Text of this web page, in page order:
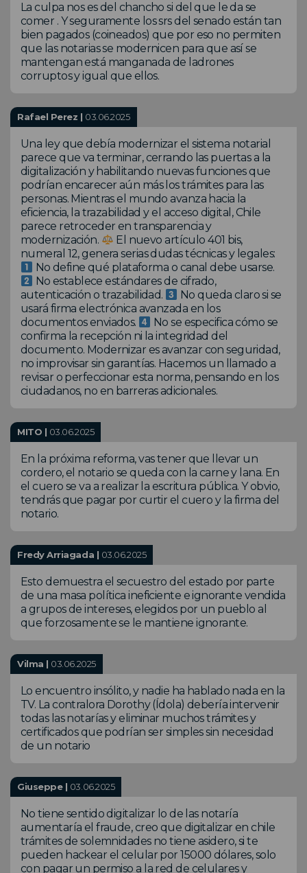
La culpa nos es del chancho si del que le da se
comer . Y seguramente los srs del senado están tan
bien pagados (coineados) que por eso no permiten
que las notarias se modernicen para que así se
mantengan está manganada de ladrones
corruptos y igual que ellos.
Rafael Perez | 03.06.2025
Una ley que debía modernizar el sistema notarial
parece que va terminar, cerrando las puertas a la
digitalización y habilitando nuevas funciones que
podrían encarecer aún más los trámites para las
personas. Mientras el mundo avanza hacia la
eficiencia, la trazabilidad y el acceso digital, Chile
parece retroceder en transparencia y
modernización.
El nuevo artículo 401 bis,
numeral 12, genera serias dudas técnicas y legales:
No define qué plataforma o canal debe usarse.
No establece estándares de cifrado,
autenticación o trazabilidad.
No queda claro si se
usará firma electrónica avanzada en los
documentos enviados.
No se especifica cómo se
confirma la recepción ni la integridad del
documento. Modernizar es avanzar con seguridad,
no improvisar sin garantías. Hacemos un llamado a
revisar o perfeccionar esta norma, pensando en los
ciudadanos, no en barreras adicionales.
MITO | 03.06.2025
En la próxima reforma, vas tener que llevar un
cordero, el notario se queda con la carne y lana. En
el cuero se va a realizar la escritura pública. Y obvio,
tendrás que pagar por curtir el cuero y la firma del
notario.
Fredy Arriagada | 03.06.2025
Esto demuestra el secuestro del estado por parte
de una masa política ineficiente e ignorante vendida
a grupos de intereses, elegidos por un pueblo al
que forzosamente se le mantiene ignorante.
Vilma | 03.06.2025
Lo encuentro insólito, y nadie ha hablado nada en la
TV. La contralora Dorothy (Ídola) debería intervenir
todas las notarías y eliminar muchos trámites y
certificados que podrían ser simples sin necesidad
de un notario
Giuseppe | 03.06.2025
No tiene sentido digitalizar lo de las notaría
aumentaría el fraude, creo que digitalizar en chile
trámites de solemnidades no tiene asidero, si te
pueden hackear el celular por 15000 dólares, solo
con pagar un permiso a la red de celulares y